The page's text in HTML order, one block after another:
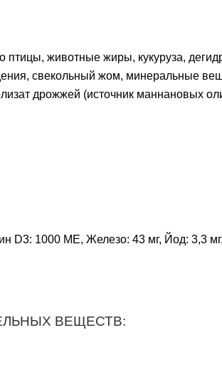
птицы, животные жиры, кукуруза,
свекольный жом, минеральные
дрожжей (источник маннановых
D3: 1000 МЕ, Железо: 43 мг, Йод: 3,3
ВЕЩЕСТВ: